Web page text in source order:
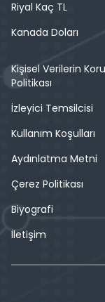
Riyal Kaç TL
Kanada Doları
Kişisel Verilerin
Politikası
İzleyici Temsilcisi
Kullanım Koşulları
Aydınlatma Metni
Çerez Politikası
Biyografi
İletişim